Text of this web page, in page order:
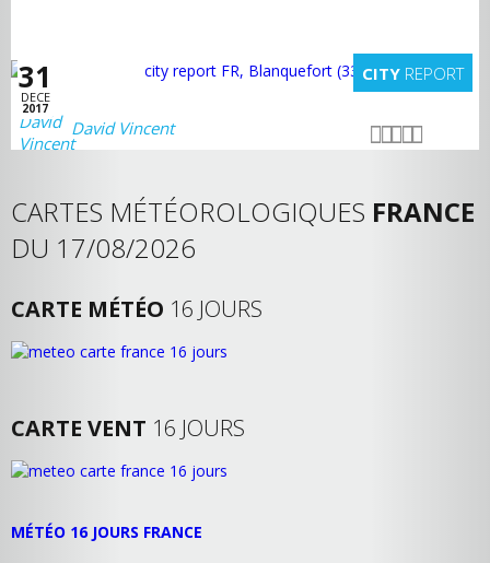
31
DECE
2017
CITY REPORT
David Vincent
CARTES MÉTÉOROLOGIQUES FRANCE
DU 17/08/2026
CARTE MÉTÉO 16 JOURS
CARTE VENT 16 JOURS
MÉTÉO 16 JOURS FRANCE